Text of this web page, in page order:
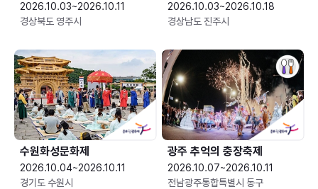
2026.10.03~2026.10.11
경상북도 영주시
2026.10.03~2026.10.18
경상남도 진주시
수원화성문화제
2026.10.04~2026.10.11
경기도 수원시
광주 추억의 충장축제
2026.10.07~2026.10.11
전남광주통합특별시 동구